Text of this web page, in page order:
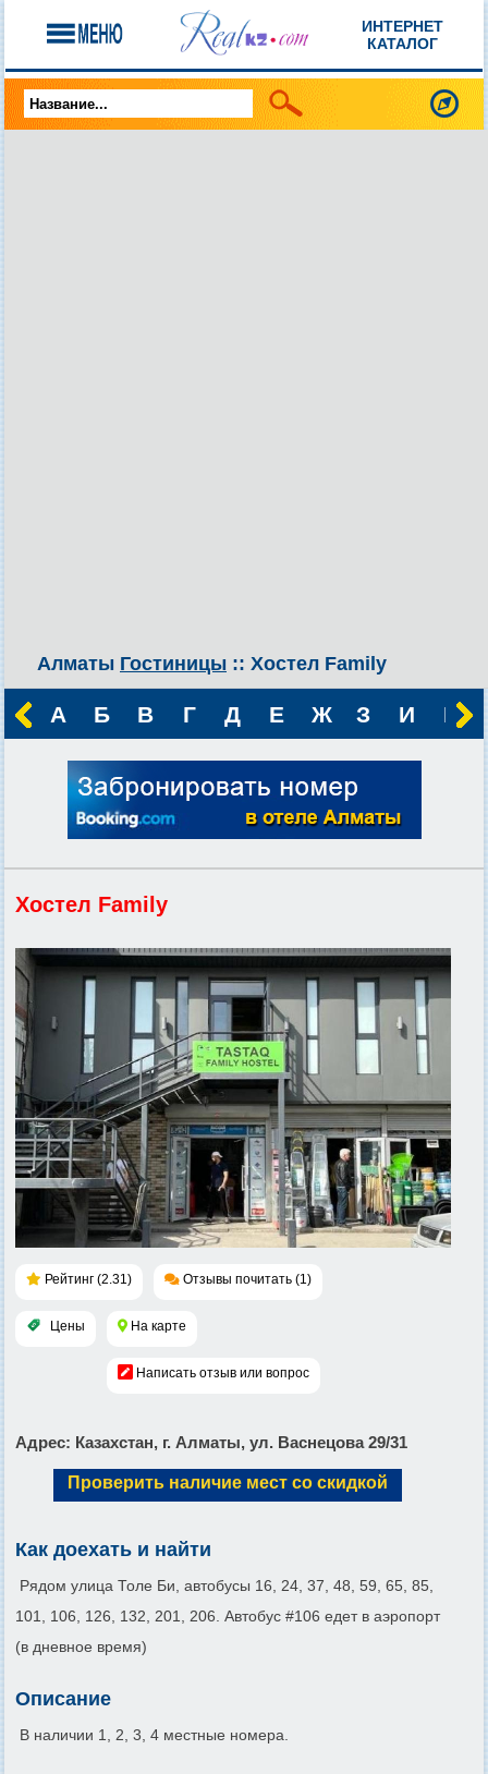
ИНТЕРНЕТ
КАТАЛОГ
Алматы Гостиницы :: Хостел Family
А Б В Г Д Е Ж З И К
Хостел Family
Рейтинг (2.31) Отзывы почитать (1)
Цены На карте
Написать отзыв или вопрос
Адрес: Казахстан, г. Алматы, ул. Васнецова 29/31
Проверить наличие мест со скидкой
Как доехать и найти
Рядом улица Толе Би, автобусы 16, 24, 37, 48, 59, 65, 85,
101, 106, 126, 132, 201, 206. Автобус #106 едет в аэропорт
(в дневное время)
Описание
В наличии 1, 2, 3, 4 местные номера.